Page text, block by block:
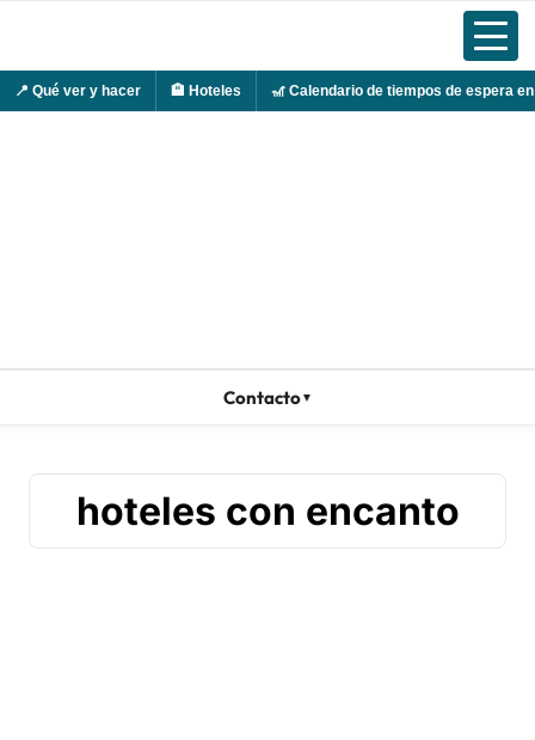
📍 Qué ver y hacer 🏨 Hoteles 🎢 Calendario de tiempos de espera
Contacto▼
hoteles con encanto